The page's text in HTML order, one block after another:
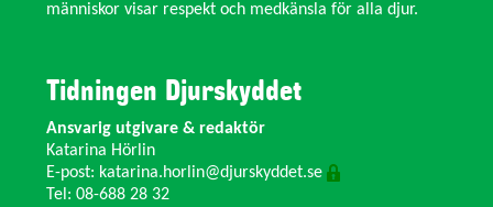
människor visar respekt och medkänsla för alla djur.
Tidningen Djurskyddet
Ansvarig utgivare & redaktör
Katarina Hörlin
E-post: katarina.horlin@djurskyddet.se
Tel: 08-688 28 32